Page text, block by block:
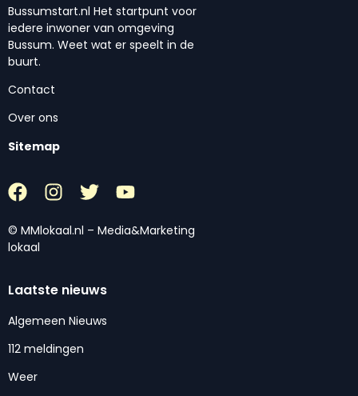
Bussumstart.nl Het startpunt voor
iedere inwoner van omgeving
Bussum. Weet wat er speelt in de
buurt.
Contact
Over ons
Sitemap
© MMlokaal.nl – Media&Marketing
lokaal
Laatste nieuws
Algemeen Nieuws
112 meldingen
Weer